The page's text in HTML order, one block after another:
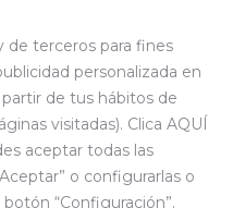
de terceros para fines
personalizada en
de tus hábitos de
visitadas). Clica AQUÍ
aceptar todas las
o configurarlas o
“Configuración”.